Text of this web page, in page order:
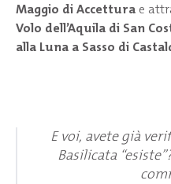
Maggio di Accettura e
Volo dell’Aquila di San
alla Luna a Sasso di
E voi, avete già
Basilicata